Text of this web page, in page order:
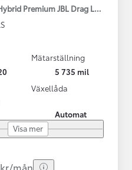
Premium JBL Drag Led ramp
Mätarställning
5 735 mil
Växellåda
Automat
Visa mer
mån